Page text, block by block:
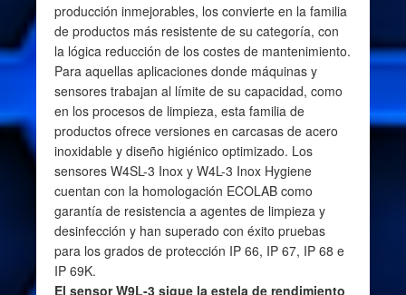
producción inmejorables, los convierte en la familia
de productos más resistente de su categoría, con
la lógica reducción de los costes de mantenimiento.
Para aquellas aplicaciones donde máquinas y
sensores trabajan al límite de su capacidad, como
en los procesos de limpieza, esta familia de
productos ofrece versiones en carcasas de acero
inoxidable y diseño higiénico optimizado. Los
sensores W4SL-3 Inox y W4L-3 Inox Hygiene
cuentan con la homologación ECOLAB como
garantía de resistencia a agentes de limpieza y
desinfección y han superado con éxito pruebas
para los grados de protección IP 66, IP 67, IP 68 e
IP 69K.
El sensor W9L-3 sigue la estela de rendimiento